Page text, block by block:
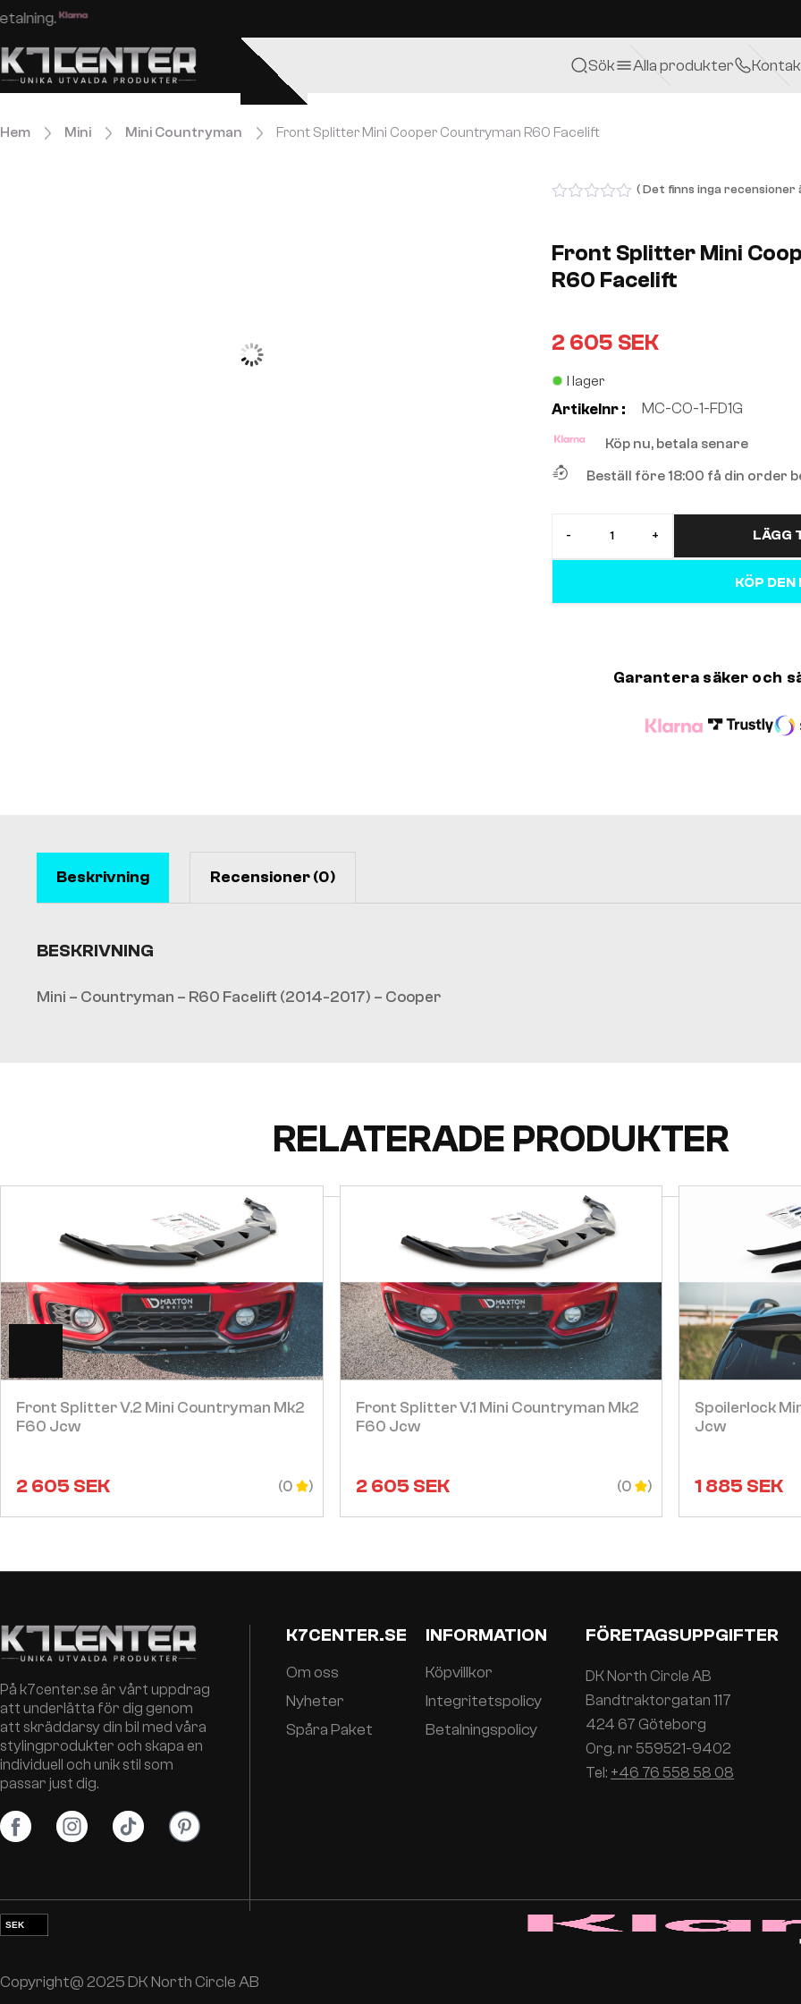
Enkel och säker betalning.
Sök Alla produkter
Hem Mini Mini Countryman Front Splitter Mini Cooper Countryman R60 Facelift
of
5
( Det finns inga recensioner
Front Splitter Mini
R60 Facelift
2 605 SEK
I lager
Artikelnr : MC-CO-1-FD1G
Köp nu, betala senare
Beställ före 18:00 få din order
- + LÄGG
KÖP DEN
Garantera säker och
Beskrivning Recensioner (0)
BESKRIVNING
Mini – Countryman – R60 Facelift (2014-2017) – Cooper
RELATERADE PRODUKTER
Front Splitter V.2 Mini Countryman Mk2
F60 Jcw
2 605SEK (0
Visa
Front Splitter V.1 Mini Countryman Mk2
F60 Jcw
2 605SEK (0
Visa
Spoilerlock
Jcw
1 885SEK
På k7center.se är vårt uppdrag
att underlätta för dig genom
att skräddarsy din bil med våra
stylingprodukter och skapa en
individuell och unik stil som
passar just dig.
K7CENTER.SE
Om oss
Nyheter
Spåra Paket
INFORMATION
Köpvillkor
Integritetspolicy
Betalningspolicy
FÖRETAGSUPPGIFTER
DK North Circle AB
Bandtraktorgatan 117
424 67 Göteborg
Org. nr 559521-9402
Tel: +46 76 558 58 08
SEK
DKK
Copyright@ 2025 DK North Circle AB